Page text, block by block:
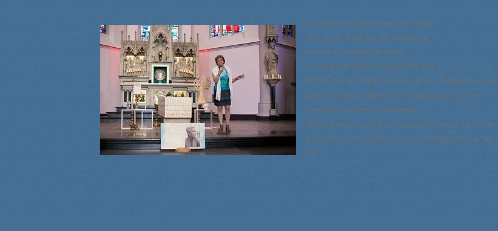
Ik vind het bijzonder mooi met mijn
stem troost te bieden aan mensen op
één van de moeilijkste dagen,
zo niet de moeilijkste dag, in hun leven.
Ik zing met en vanuit mijn hart en ik wil mensen op een
positieve manier raken vanuit mijn passie voor het
zingen en compassie met mensen.
Mijn repertoire zing ik op mijn eigen manier en met de
juiste emotie, met behoud van de authenticiteit van het
lied.